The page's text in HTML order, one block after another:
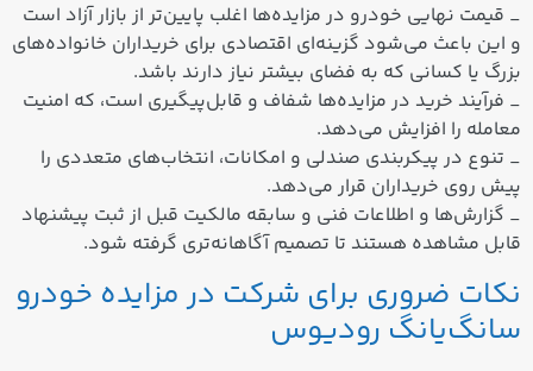
_ قیمت نهایی خودرو در مزایده‌ها اغلب پایین‌تر از بازار آزاد است
و این باعث می‌شود گزینه‌ای اقتصادی برای خریداران خانواده‌های
بزرگ یا کسانی که به فضای بیشتر نیاز دارند باشد.
_ فرآیند خرید در مزایده‌ها شفاف و قابل‌پیگیری است، که امنیت
معامله را افزایش می‌دهد.
_ تنوع در پیکربندی صندلی و امکانات، انتخاب‌های متعددی را
پیش روی خریداران قرار می‌دهد.
_ گزارش‌ها و اطلاعات فنی و سابقه مالکیت قبل از ثبت پیشنهاد
قابل مشاهده هستند تا تصمیم آگاهانه‌تری گرفته شود.
نکات ضروری برای شرکت در مزایده خودرو
سانگ‌یانگ رودیوس